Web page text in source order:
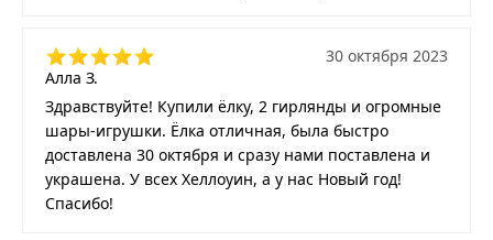
Алла З.
30 октября 2023
Здравствуйте! Купили ёлку, 2 гирлянды и огромные
шары-игрушки. Ёлка отличная, была быстро
доставлена 30 октября и сразу нами поставлена и
украшена. У всех Хеллоуин, а у нас Новый год!
Спасибо!